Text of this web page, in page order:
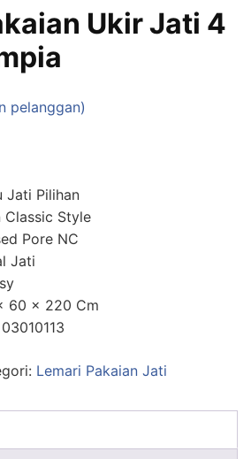
Ukir Jati 4
pelanggan)
Jati Pilihan
Classic Style
Pore NC
Jati
60 x 220 Cm
Lemari Pakaian Jati